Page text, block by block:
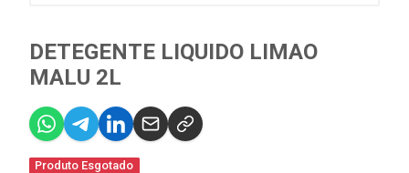
DETEGENTE LIQUIDO LIMAO
MALU 2L
Produto Esgotado